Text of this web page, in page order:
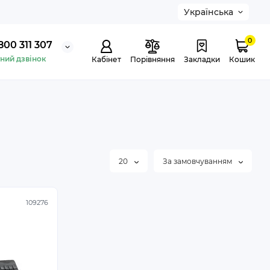
Українська
311 307
дзвінок Кабінет Порівняння Закладки
0
Кошик
20 За замовчуванням
109276